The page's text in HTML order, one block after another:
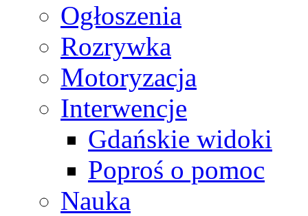
Ogłoszenia
Rozrywka
Motoryzacja
Interwencje
Gdańskie widoki
Poproś o pomoc
Nauka